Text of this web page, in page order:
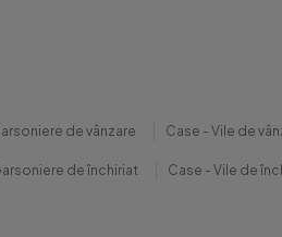
de vânzare Case - Vile de
de închiriat Case - Vile de